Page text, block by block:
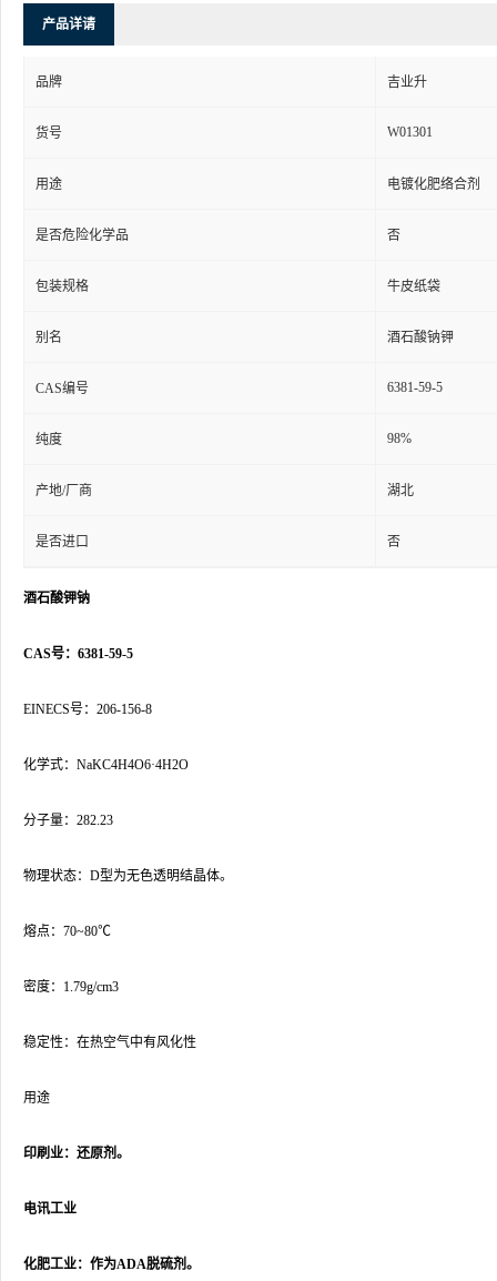
产品详请
品牌 吉业升
货号 W01301
用途 电镀化肥络合剂
是否危险化学品 否
包装规格 牛皮纸袋
别名 酒石酸钠钾
CAS编号 6381-59-5
纯度 98%
产地/厂商 湖北
是否进口 否
酒石酸钾钠
CAS号：6381-59-5
EINECS号：206-156-8
化学式：NaKC4H4O6·4H2O
分子量：282.23
物理状态：D型为无色透明结晶体。
熔点：70~80℃
密度：1.79g/cm3
稳定性：在热空气中有风化性
用途
印刷业：还原剂。
电讯工业
化肥工业：作为ADA脱硫剂。